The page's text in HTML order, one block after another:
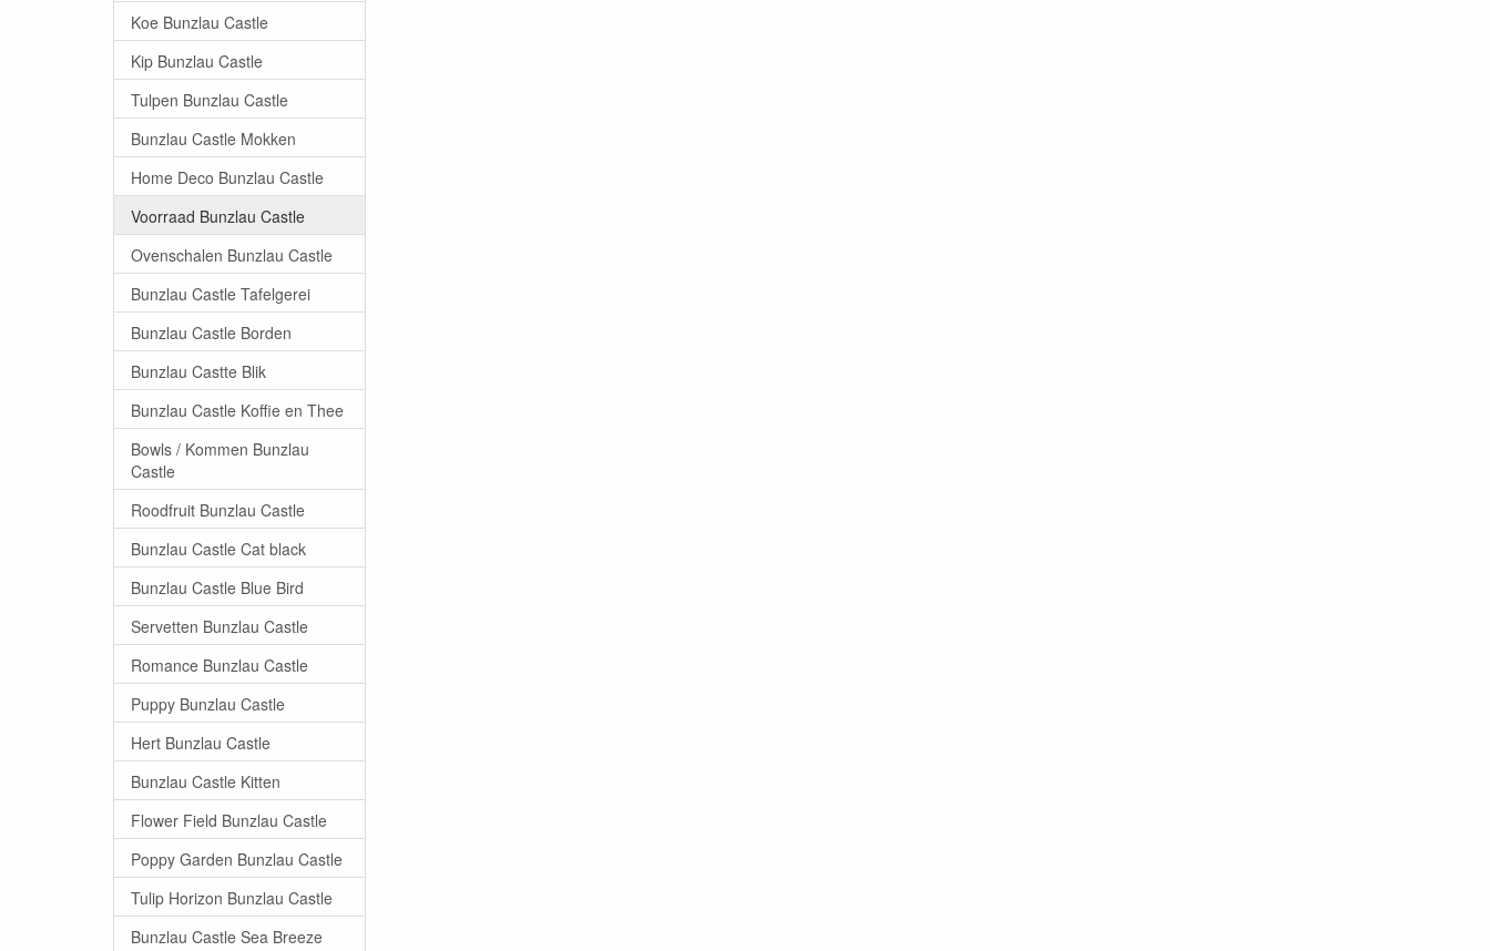
Koe Bunzlau Castle
Kip Bunzlau Castle
Tulpen Bunzlau Castle
Bunzlau Castle Mokken
Home Deco Bunzlau Castle
Voorraad Bunzlau Castle
Ovenschalen Bunzlau Castle
Bunzlau Castle Tafelgerei
Bunzlau Castle Borden
Bunzlau Castte Blik
Bunzlau Castle Koffie en Thee
Bowls / Kommen Bunzlau
Castle
Roodfruit Bunzlau Castle
Bunzlau Castle Cat black
Bunzlau Castle Blue Bird
Servetten Bunzlau Castle
Romance Bunzlau Castle
Puppy Bunzlau Castle
Hert Bunzlau Castle
Bunzlau Castle Kitten
Flower Field Bunzlau Castle
Poppy Garden Bunzlau Castle
Tulip Horizon Bunzlau Castle
Bunzlau Castle Sea Breeze